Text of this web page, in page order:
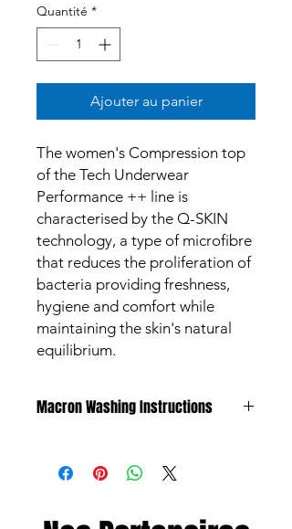
Quantité *
Ajouter au panier
The women's Compression top
of the Tech Underwear
Performance ++ line is
characterised by the Q-SKIN
technology, a type of microfibre
that reduces the proliferation of
bacteria providing freshness,
hygiene and comfort while
maintaining the skin's natural
equilibrium.
Macron Washing Instructions
highest standards and are subject to
strict quality control procedures.
to substances such as mud and grass,